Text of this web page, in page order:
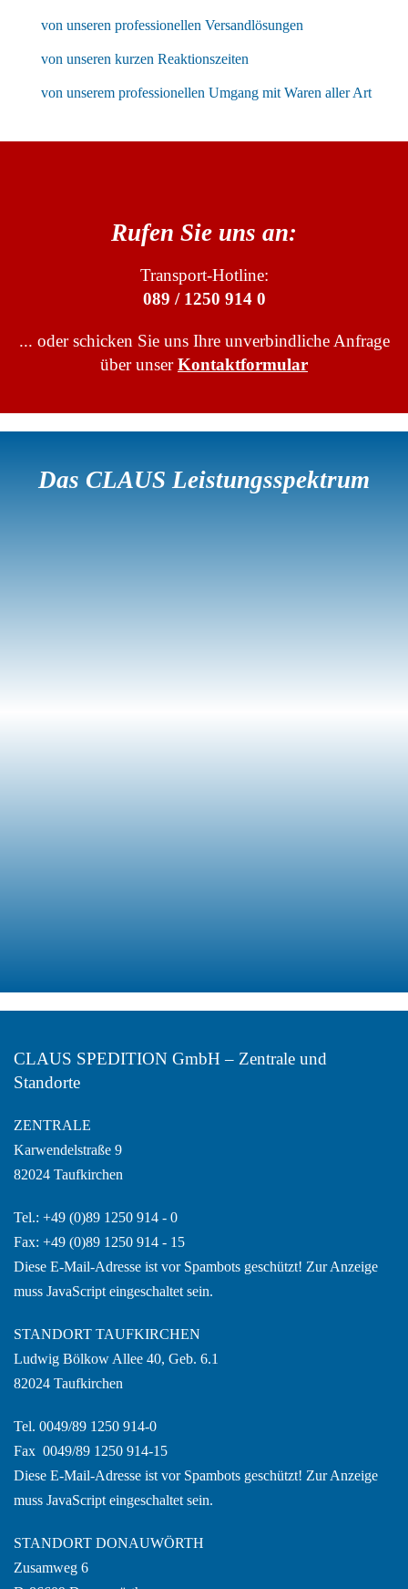
von unseren professionellen Versandlösungen
von unseren kurzen Reaktionszeiten
von unserem professionellen Umgang mit Waren aller Art
Rufen Sie uns an:
Transport-Hotline:
089 / 1250 914 0
... oder schicken Sie uns Ihre unverbindliche Anfrage
über unserKontaktformular
Das CLAUS Leistungsspektrum
CLAUS SPEDITION GmbH – Zentrale und
Standorte
ZENTRALE
Karwendelstraße 9
82024 Taufkirchen
Tel.: +49 (0)89 1250 914 - 0
Fax: +49 (0)89 1250 914 - 15
Diese E-Mail-Adresse ist vor Spambots geschützt! Zur Anzeige
muss JavaScript eingeschaltet sein.
STANDORT TAUFKIRCHEN
Ludwig Bölkow Allee 40, Geb. 6.1
82024 Taufkirchen
Tel. 0049/89 1250 914-0
Fax 0049/89 1250 914-15
Diese E-Mail-Adresse ist vor Spambots geschützt! Zur Anzeige
muss JavaScript eingeschaltet sein.
STANDORT DONAUWÖRTH
Zusamweg 6